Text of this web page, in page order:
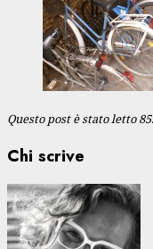
Questo post è stato letto
Chi scrive